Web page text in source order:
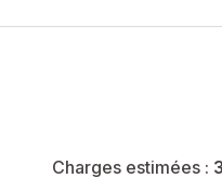
privilégié.
Charges estimées :